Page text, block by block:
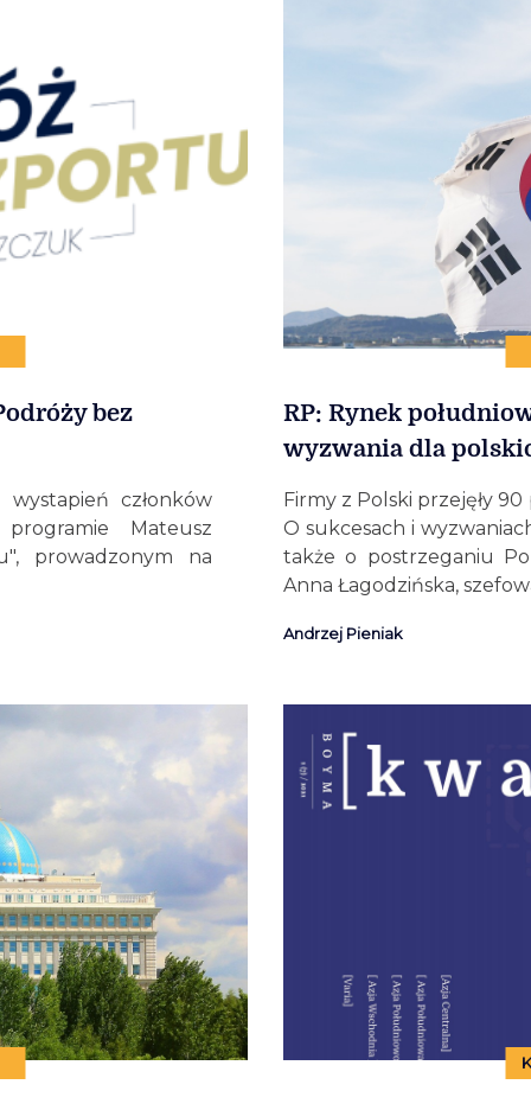
bez
wystapień członków
Mateusz
prowadzonym na
RP: Rynek
wyzwania dla
Firmy z Polski przejęły
O sukcesach i
także o postrzeganiu
Anna Łagodzińska,
Andrzej Pieniak